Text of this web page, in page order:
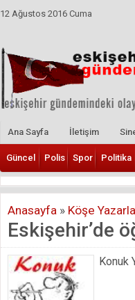
12 Ağustos 2016 Cuma
Ana Sayfa İletişim
Güncel Polis Spor Politika
Anasayfa » Köşe
Eskişehir’de
Konuk